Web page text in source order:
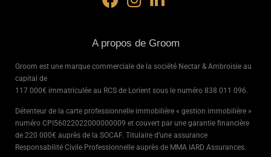
A propos de Groom
Groom est une marque commerciale de la société Nectar & Ambroisie au
capital de
117 000€ immatriculée au RCS de Lorient sous le numéro 838 011 096.
Détenteur de la carte professionnelle immobilière « gestion immobilière »
numéro CPI56022022000000009 et couvert par une garantie financière
de 220 000€ auprès de la SOCAF. Titulaire d’une assurance
Responsabilité Civile Professionnelle auprès de MMA IARD Assurances.